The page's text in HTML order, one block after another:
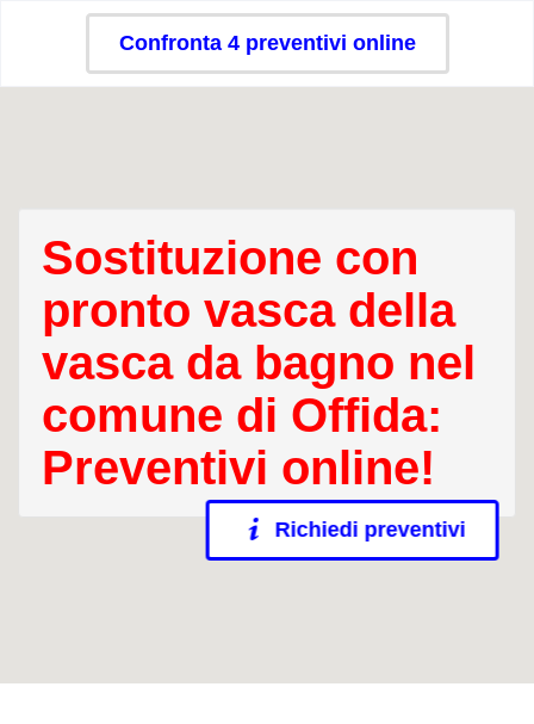
Confronta 4 preventivi online
Sostituzione con
pronto vasca della
vasca da bagno nel
comune di Offida:
Preventivi online!
Richiedi preventivi